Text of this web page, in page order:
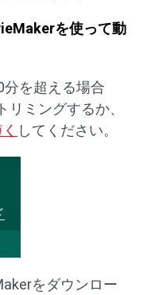
を使って動
を超える場合
リミングするか、
してください。
をダウンロー